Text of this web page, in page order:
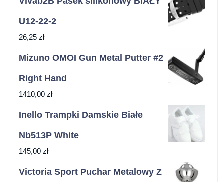
U12-22-2
26,25 zł
Mizuno OMOI Gun Metal Putter #2
Right Hand
1410,00 zł
Inello Trampki Damskie Białe
Nb513P White
145,00 zł
Victoria Sport Puchar Metalowy Z